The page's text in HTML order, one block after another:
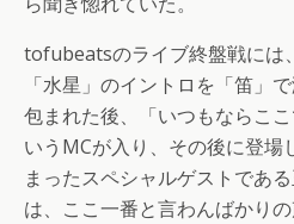
tofubeatsのライブ終盤戦には
「水星」のイントロを「笛」
包まれた後、「いつもならこ
いうMCが入り、その後に登場
まったスペシャルゲストであ
は、ここ一番と言わんばかり